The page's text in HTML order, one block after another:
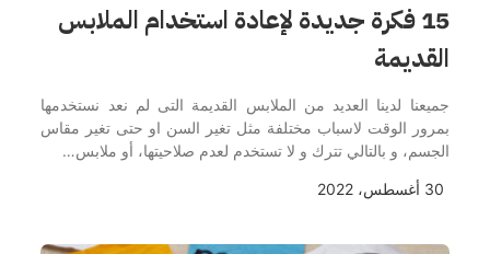
15 فكرة جديدة لإعادة استخدام الملابس
القديمة
جميعنا لدينا العديد من الملابس القديمة التى لم نعد نستخدمها
بمرور الوقت لاسباب مختلفة مثل تغير السن او حتى تغير مقاس
الجسم، و بالتالي تترك و لا تستخدم لعدم صلاحيتها، أو ملابس…
30 أغسطس، 2022